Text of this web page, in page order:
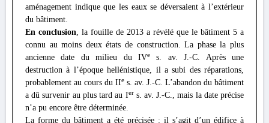
aménagement indique que les eaux se déversaient à l’extérieur
du bâtiment.
En conclusion, la fouille de 2013 a révélé que le bâtiment 5 a
connu au moins deux états de construction. La phase la plus
ancienne date du milieu du IVe
s. av. J.-C. Après une
destruction à l’époque hellénistique, il a subi des réparations,
probablement au cours du IIe s. av. J.-C. L’abandon du bâtiment
a dû survenir au plus tard au Iers. av. J.-C., mais la date précise
n’a pu encore être déterminée.
La forme du bâtiment a été précisée : il s’agit d’un édifice à